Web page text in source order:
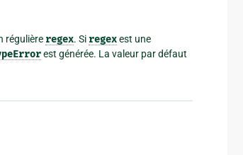
régulière regex. Si regexest une
est générée. La valeur par défaut